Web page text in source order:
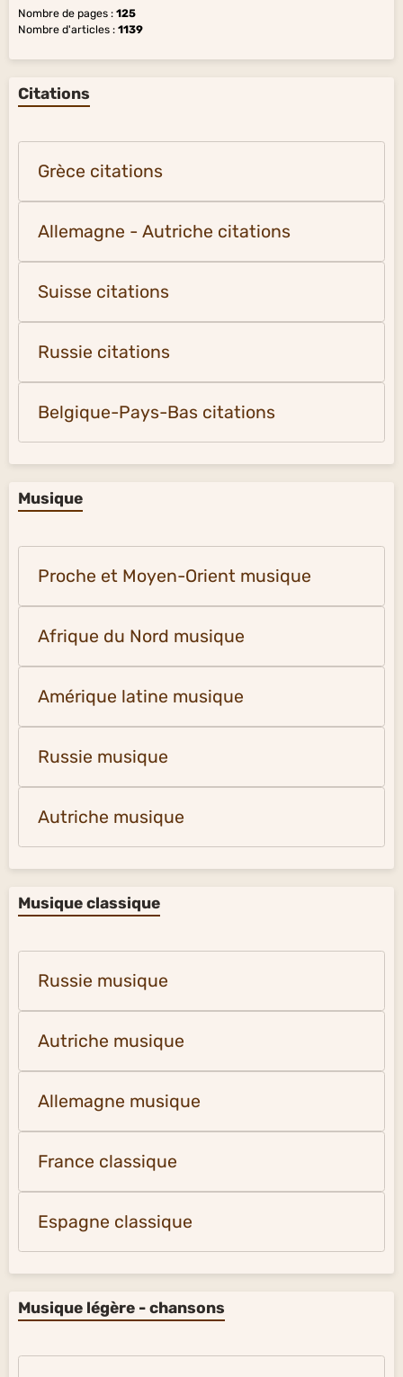
Nombre de pages : 125
Nombre d'articles : 1139
Citations
Grèce citations
Allemagne - Autriche citations
Suisse citations
Russie citations
Belgique-Pays-Bas citations
Musique
Proche et Moyen-Orient musique
Afrique du Nord musique
Amérique latine musique
Russie musique
Autriche musique
Musique classique
Russie musique
Autriche musique
Allemagne musique
France classique
Espagne classique
Musique légère - chansons